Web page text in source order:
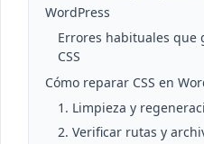
WordPress
Errores habituales que
CSS
Cómo reparar CSS en
1. Limpieza y
2. Verificar rutas y